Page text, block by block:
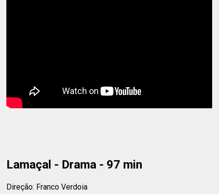
Lamaçal - Drama - 97 min
Direção: Franco Verdoia